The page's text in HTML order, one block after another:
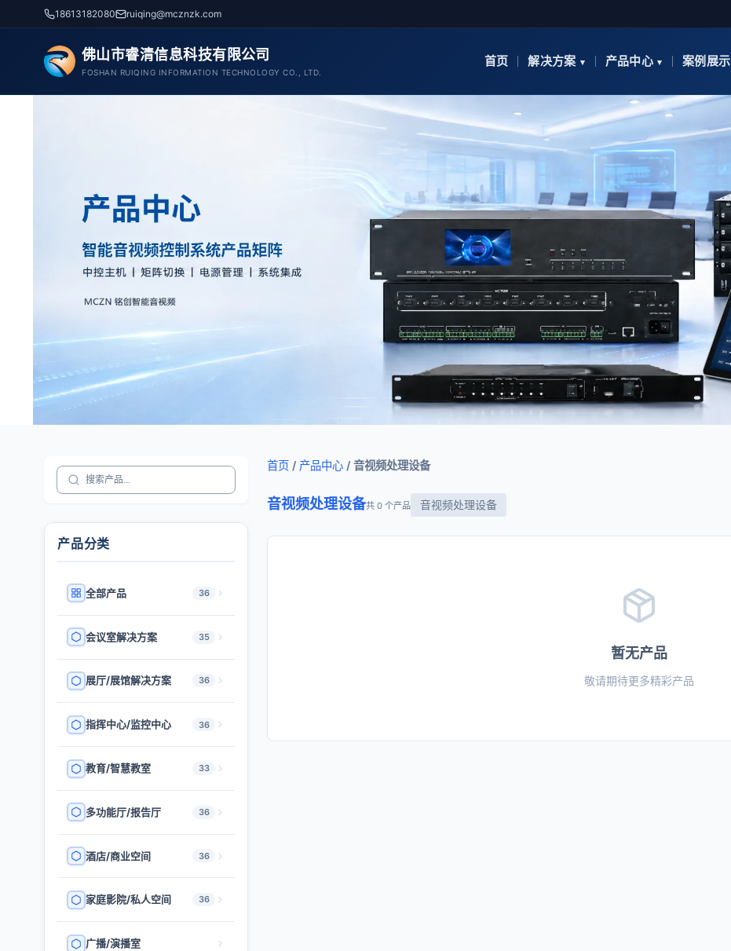
18613182080 ruiqing@mcznzk.com
佛山市睿清信息科技有限公司
FOSHAN RUIQING INFORMATION TECHNOLOGY CO., LTD.
首页 解决方案 产品中心 案例展示
产品分类
全部产品 36
会议室解决方案 35
展厅/展馆解决方案 36
指挥中心/监控中心 36
教育/智慧教室 33
多功能厅/报告厅 36
酒店/商业空间 36
家庭影院/私人空间 36
广播/演播室
首页 / 产品中心 / 音视频处理设备
音视频处理设备共 0 个产品 音视频处理设备
暂无产品
敬请期待更多精彩产品